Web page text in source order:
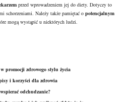
przed wprowadzeniem jej do diety. Dotyczy to
schorzeniami. Należy także pamiętać o potencjalnym
mogą wystąpić u niektórych ludzi.
promocji zdrowego stylu życia
i korzyści dla zdrowia
odchudzanie?